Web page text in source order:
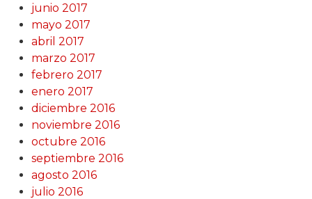
junio 2017
mayo 2017
abril 2017
marzo 2017
febrero 2017
enero 2017
diciembre 2016
noviembre 2016
octubre 2016
septiembre 2016
agosto 2016
julio 2016